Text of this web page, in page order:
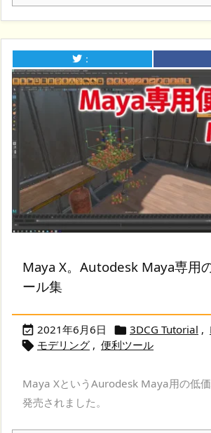
：
Maya X。Autodesk Maya専用
ール集
 2021年6月6日  3DCG Tutorial ,
 モデリング , 便利ツール
Maya XというAurodesk Maya用の低
発売されました。